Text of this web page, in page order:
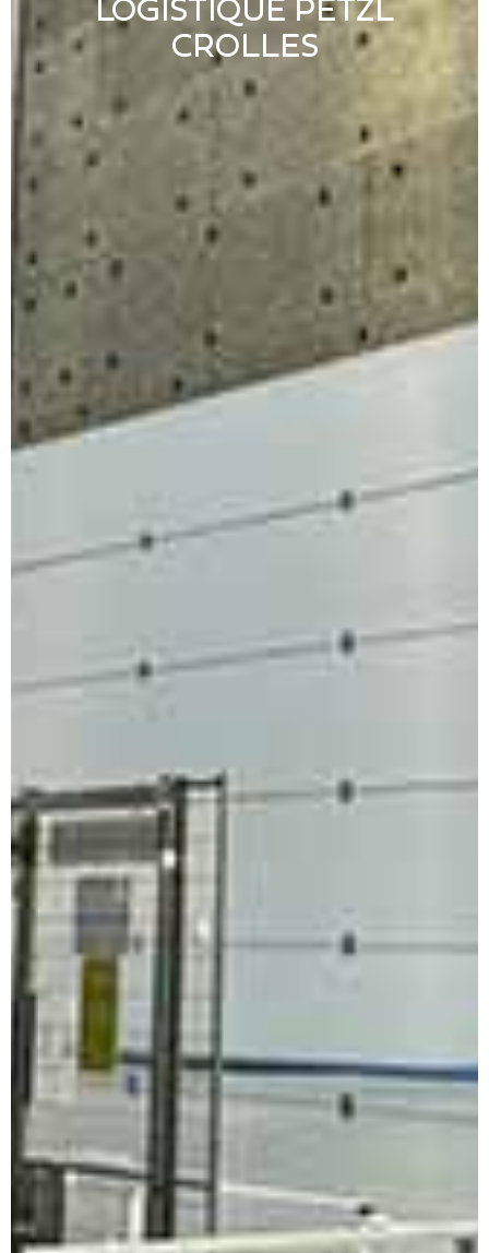
LOGISTIQUE PETZL
CROLLES